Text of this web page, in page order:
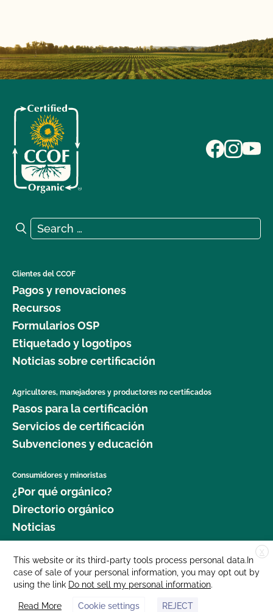
Search for:
Search
Clientes del CCOF
Pagos y renovaciones
Recursos
Formularios OSP
Etiquetado y logotipos
Noticias sobre certificación
Agricultores, manejadores y productores no certificados
Pasos para la certificación
Servicios de certificación
Subvenciones y educación
Consumidores y minoristas
¿Por qué orgánico?
Directorio orgánico
Noticias
Donar
Carreras profesionales
Sala de prensa
X
This website or its third-party tools process personal data.In
case of sale of your personal information, you may opt out by
using the link Do not sell my personal information.
Read More Cookie settings REJECT